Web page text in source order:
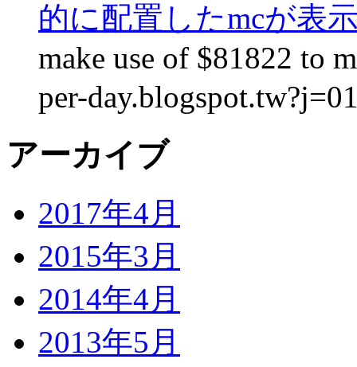
的に配置したmcが表
make use of $81822 to
per-
アーカイブ
2017年4月
2015年3月
2014年4月
2013年5月